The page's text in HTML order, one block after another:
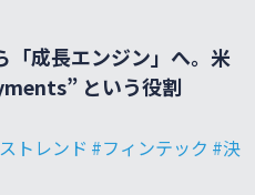
「成長エンジン」へ。米
という役割
トレンド フィンテック
決